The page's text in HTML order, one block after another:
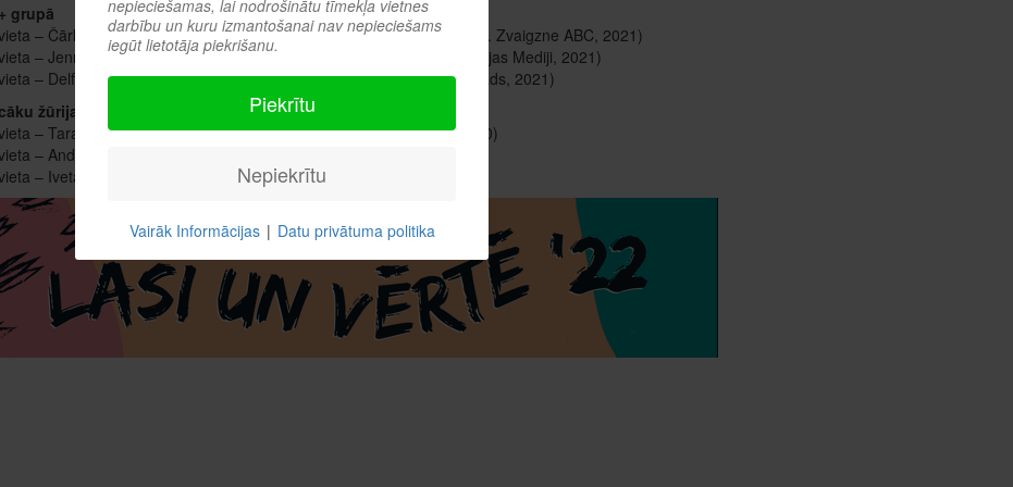
grupā
– Čārlijs Makesijs "Puika, kurmis, lapsa un zirgs" (tulk. Silvija Brice. Zvaigzne ABC, 2021)
– Jennija Jēgerfelde "Stendapa karaliene" (tulk. Vizma Zaķe. Latvijas Mediji, 2021)
– Delfīne de Vigāna "No un es" (tulk. Inta Šmite. Jāņa Rozes apgāds, 2021)
žūrija
– Tara Vestovera "Izglītotā" (tulk. Silvija Brice. Zvaigzne ABC, 2020)
– Andris Kalnozols "Kalendārs mani sauc" (Orbīta, 2020)
– Iveta Troalika "Tūlīt paliks labāk" (Mansards, 2021)
nepieciešamas, lai nodrošinātu tīmekļa vietnes
darbību un kuru izmantošanai nav nepieciešams
iegūt lietotāja piekrišanu.
Piekrītu
Nepiekrītu
Vairāk Informācijas | Datu privātuma politika